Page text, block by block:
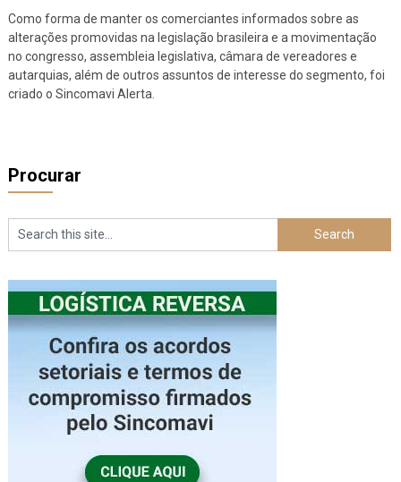
Como forma de manter os comerciantes informados sobre as
alterações promovidas na legislação brasileira e a movimentação
no congresso, assembleia legislativa, câmara de vereadores e
autarquias, além de outros assuntos de interesse do segmento, foi
criado o Sincomavi Alerta.
Procurar